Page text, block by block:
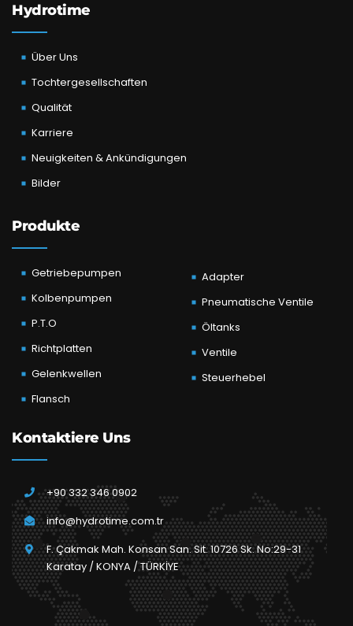
Hydrotime
Über Uns
Tochtergesellschaften
Qualität
Karriere
Neuigkeiten & Ankündigungen
Bilder
Produkte
Getriebepumpen
Kolbenpumpen
P.T.O
Richtplatten
Gelenkwellen
Flansch
Adapter
Pneumatische Ventile
Öltanks
Ventile
Steuerhebel
Kontaktiere Uns
+90 332 346 0902
info@hydrotime.com.tr
F. Çakmak Mah. Konsan San. Sit. 10726 Sk. No:29-31
Karatay / KONYA / TÜRKİYE